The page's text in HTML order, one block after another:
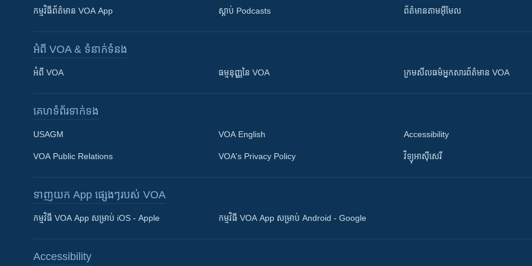
Khmer English
កម្មវិធី​ព័ត៌មាន VOA App ស្តាប់ Podcasts ព័ត៌មាន​តាម​អ៊ីមែល
អំពី​ VOA & ទំនាក់ទំនង
អំពី​ VOA ធម្មនុញ្ញ​នៃ VOA ក្រម​​​សីលធម៌​​​អ្នក​​​សារព័ត៌មាន VOA
គេហទំព័រ​​ទាក់ទង
USAGM
VOA Public Relations
VOA English
VOA's Privacy Policy
Accessibility
វិទ្យុ​អាស៊ី​សេរី
ទាញយក​ App ផ្សេងៗ​របស់​ VOA
កម្មវិធី​ VOA App សម្រាប់ iOS - Apple កម្មវិធី​ VOA App សម្រាប់ Android - Google
Accessibility